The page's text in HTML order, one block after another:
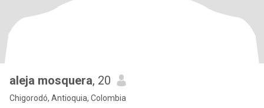
aleja mosquera, 20
Chigorodó, Antioquia, Colombia